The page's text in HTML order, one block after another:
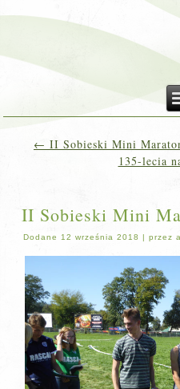
← II Sobieski Mini
135-lecia
II Sobieski Mini
Dodane 12 września 2018 |przez